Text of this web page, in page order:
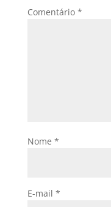
Comentário *
Nome *
E-mail *